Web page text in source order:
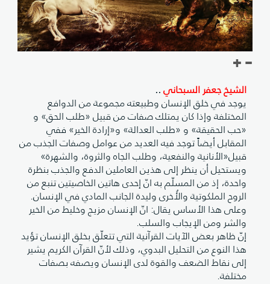
الشيخ جعفر السبحاني ..
يوجد في خلق الإنسان وطبيعته مجموعة من الدوافع
المختلفة وإذا كان يمتلك صفات من قبيل «طلب الحق» و
«حب الحقيقة» و «طلب العدالة» و«إرادة الخير» ففي
المقابل أيضاً توجد فيه العديد من عوامل وصفات الجذب من
قبيل«الأنانية والنفعية، وطلب الجاه والثروة، والشهرة»
ويستحيل أن ينظر إلى هذين العاملين الدفع والجذب بنظرة
واحدة، إذ من المسلّم به انّ إحدى هاتين الخاصيتين تنبع من
الروح الملكوتية والأُخرى وليدة الجانب المادي في الإنسان.
وعلى هذا الأساس يقال: انّ الإنسان مزيج وخليط من الخير
والشر ومن الإيجاب والسلب.
إنّ ظاهر بعض الآيات القرآنية التي تتعلّق بخلق الإنسان تؤيد
هذا النوع من التحليل البدوي، وذلك لأنّ القرآن الكريم يشير
إلى نقاط الضعف والقوة لدى الإنسان ويصفه بصفات
مختلفة.